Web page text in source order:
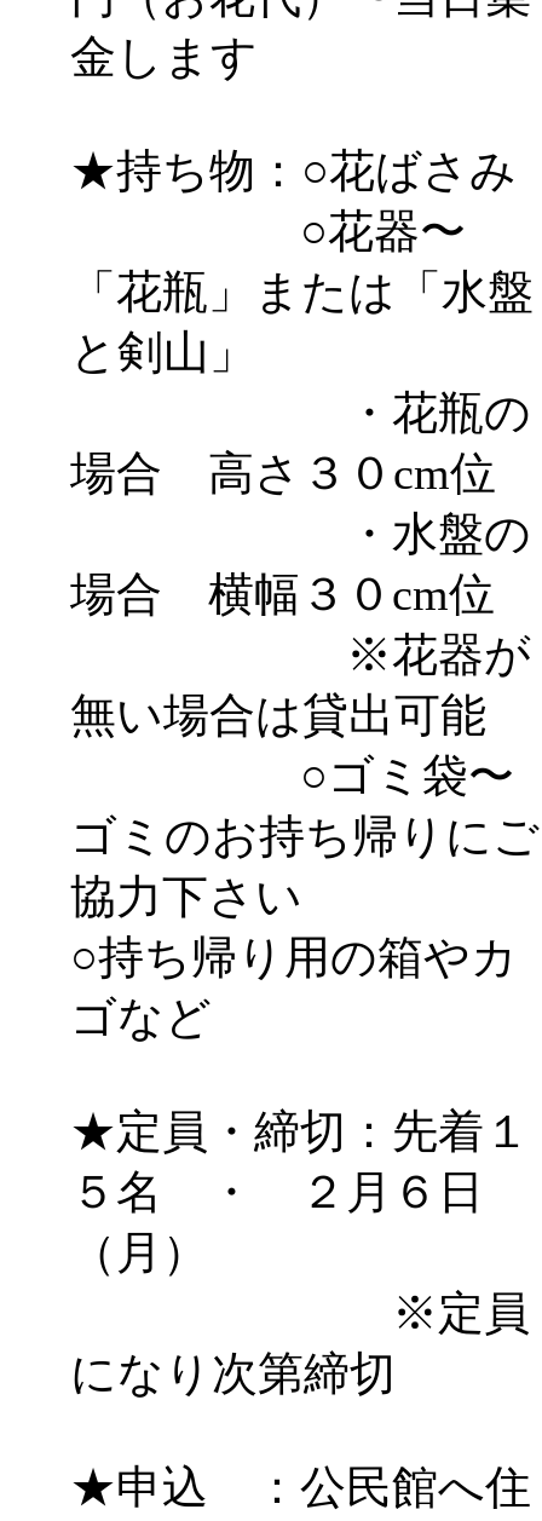
金します
★持ち物：○花ばさみ
○花器〜
「花瓶」または「水盤
と剣山」
・花瓶の
場合 高さ３０cm位
・水盤の
場合 横幅３０cm位
※花器が
無い場合は貸出可能
○ゴミ袋〜
ゴミのお持ち帰りにご
協力下さい
○持ち帰り用の箱やカ
ゴなど
★定員・締切：先着１
５名 ・ ２月６日
（月）
※定員
になり次第締切
★申込 ：公民館へ住